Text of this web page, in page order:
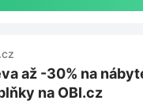
až -30% na
na OBI.cz